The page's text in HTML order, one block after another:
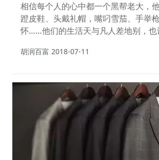
相信每个人的心中都一个黑帮老大，
蹬皮鞋、头戴礼帽，嘴叼雪茄、手举
怀……他们的生活天与凡人差地别，也
直存在，他们以不同的方式及型态统治
胡润百富 2018-07-11